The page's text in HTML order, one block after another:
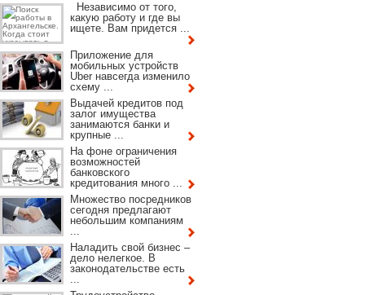
Независимо от того,
какую работу и где вы
ищете. Вам придется ...
Приложение для
мобильных устройств
Uber навсегда изменило
схему ...
Выдачей кредитов под
залог имущества
занимаются банки и
крупные ...
На фоне ограничения
возможностей
банковского
кредитования много ...
Множество посредников
сегодня предлагают
небольшим компаниям
...
Наладить свой бизнес –
дело нелегкое. В
законодательстве есть
...